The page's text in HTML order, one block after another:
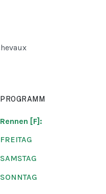
PROGRAMM
Rennen [F]:
FREITAG
SAMSTAG
SONNTAG